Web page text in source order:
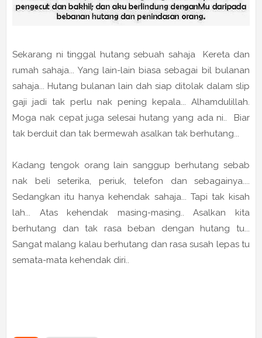
Sekarang ni tinggal hutang sebuah sahaja Kereta dan
rumah sahaja... Yang lain-lain biasa sebagai bil bulanan
sahaja... Hutang bulanan lain dah siap ditolak dalam slip
gaji jadi tak perlu nak pening kepala... Alhamdulillah.
Moga nak cepat juga selesai hutang yang ada ni.. Biar
tak berduit dan tak bermewah asalkan tak berhutang...
Kadang tengok orang lain sanggup berhutang sebab
nak beli seterika, periuk, telefon dan sebagainya....
Sedangkan itu hanya kehendak sahaja... Tapi tak kisah
lah... Atas kehendak masing-masing.. Asalkan kita
berhutang dan tak rasa beban dengan hutang tu...
Sangat malang kalau berhutang dan rasa susah lepas tu
semata-mata kehendak diri..